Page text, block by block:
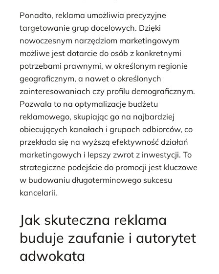
Ponadto, reklama umożliwia precyzyjne
targetowanie grup docelowych. Dzięki
nowoczesnym narzędziom marketingowym
możliwe jest dotarcie do osób z konkretnymi
potrzebami prawnymi, w określonym regionie
geograficznym, a nawet o określonych
zainteresowaniach czy profilu demograficznym.
Pozwala to na optymalizację budżetu
reklamowego, skupiając go na najbardziej
obiecujących kanałach i grupach odbiorców, co
przekłada się na wyższą efektywność działań
marketingowych i lepszy zwrot z inwestycji. To
strategiczne podejście do promocji jest kluczowe
w budowaniu długoterminowego sukcesu
kancelarii.
Jak skuteczna reklama
buduje zaufanie i autorytet
adwokata